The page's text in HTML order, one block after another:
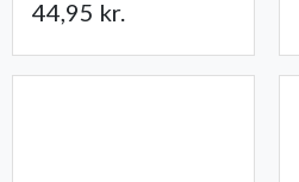
44,95 kr.